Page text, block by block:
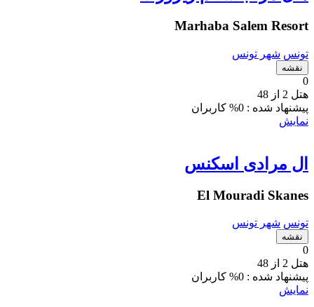
Marhaba Salem Resort
تونس شهر تونس
نقشه
0
هتل 2 از 48
پیشنهاد شده : 0% کاربران
نمایش
ال مرادی اسکنس
El Mouradi Skanes
تونس شهر تونس
نقشه
0
هتل 2 از 48
پیشنهاد شده : 0% کاربران
نمایش